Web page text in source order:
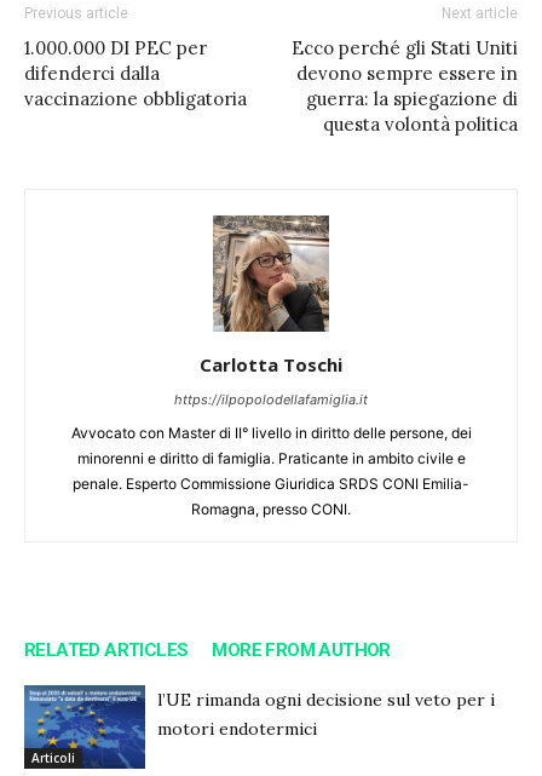
Previous article
1.000.000 DI PEC per
difenderci dalla
vaccinazione obbligatoria
Next article
Ecco perché gli Stati Uniti
devono sempre essere in
guerra: la spiegazione di
questa volontà politica
Carlotta Toschi
https://ilpopolodellafamiglia.it
Avvocato con Master di II° livello in diritto delle persone, dei
minorenni e diritto di famiglia. Praticante in ambito civile e
penale. Esperto Commissione Giuridica SRDS CONI Emilia-
Romagna, presso CONI.
RELATED ARTICLES MORE FROM AUTHOR
Articoli
l’UE rimanda ogni decisione sul veto per i
motori endotermici